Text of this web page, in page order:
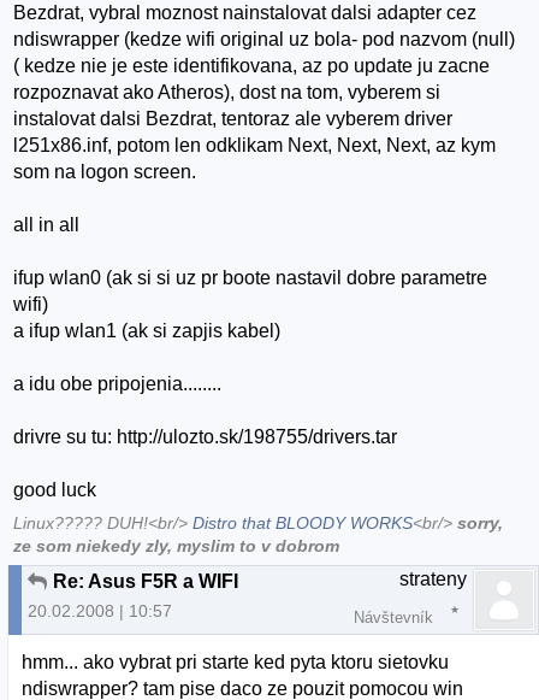
Bezdrat, vybral moznost nainstalovat dalsi adapter cez
ndiswrapper (kedze wifi original uz bola- pod nazvom (null)
( kedze nie je este identifikovana, az po update ju zacne
rozpoznavat ako Atheros), dost na tom, vyberem si
instalovat dalsi Bezdrat, tentoraz ale vyberem driver
l251x86.inf, potom len odklikam Next, Next, Next, az kym
som na logon screen.
all in all
ifup wlan0 (ak si si uz pr boote nastavil dobre parametre
wifi)
a ifup wlan1 (ak si zapjis kabel)
a idu obe pripojenia........
drivre su tu: http://ulozto.sk/198755/drivers.tar
good luck
Linux????? DUH!<br/>Distro that BLOODY WORKS<br/>sorry,
ze som niekedy zly, myslim to v dobrom
Re: Asus F5R a WIFI
20.02.2008 | 10:57
strateny
Návštevník
hmm... ako vybrat pri starte ked pyta ktoru sietovku
ndiswrapper? tam pise daco ze pouzit pomocou win